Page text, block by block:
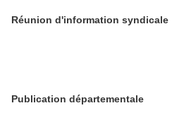
Réunion d'information syndicale
Publication départementale